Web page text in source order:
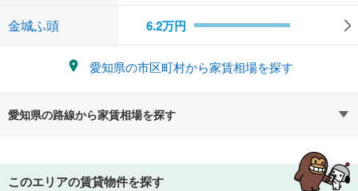
金城ふ頭 6.2万円
愛知県の市区町村から家賃相場を探す
愛知県の路線から家賃相場を探す
このエリアの賃貸物件を探す